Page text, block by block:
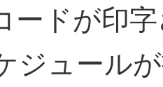
ードが印
ジュール